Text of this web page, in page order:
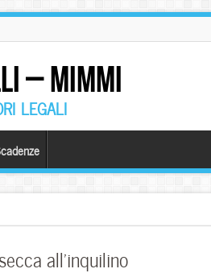
– MIMMI
LEGALI
all’inquilino